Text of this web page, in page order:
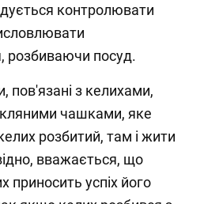
контролювати
розбиваючи посуд.
пов'язані з келихами,
чашками, яке
розбитий, там і жити
вважається, що
приносить успіх його